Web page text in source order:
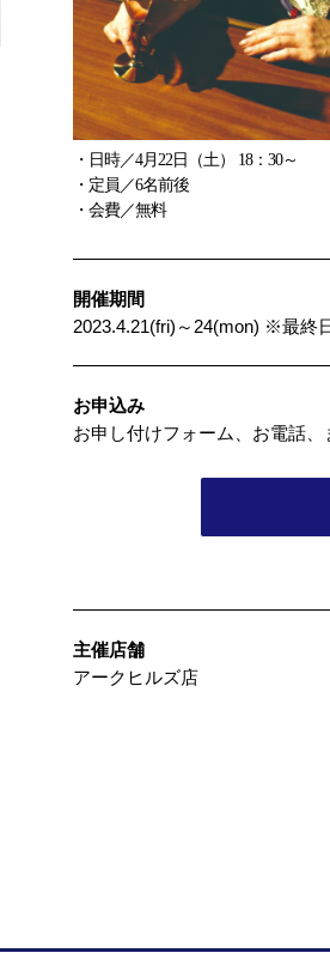
・日時／4月22日（土） 18：30～
・定員／6名前後
・会費／無料
開催期間
2023.4.21(fri)～24(mon) ※最終
お申込み
お申し付けフォーム、お電話、
主催店舗
アークヒルズ店